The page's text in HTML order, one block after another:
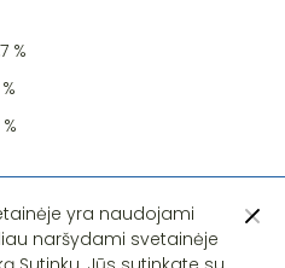
%
yra naudojami
naršydami svetainėje